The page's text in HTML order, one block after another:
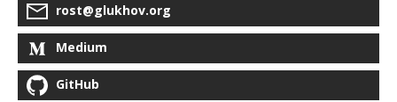
rost@glukhov.org
Medium
GitHub